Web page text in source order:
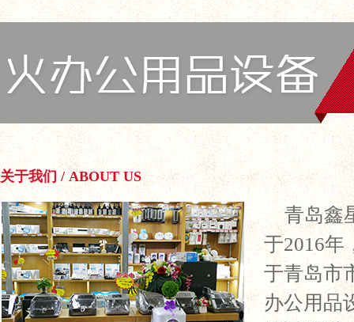
关于我们 / ABOUT US
青岛鑫
于2016年
于青岛市
办公用品